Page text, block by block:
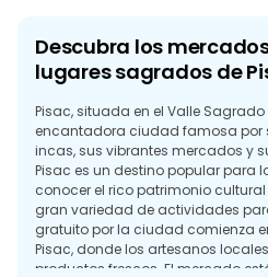
Descubra los
lugares sagrados de
Pisac, situada en el Valle Sagrado
encantadora ciudad famosa por
incas, sus vibrantes mercados y
Pisac es un destino popular para
conocer el rico patrimonio
gran variedad de actividades
gratuito por la ciudad comienza
Pisac, donde los artesanos
productos frescos. El mercado